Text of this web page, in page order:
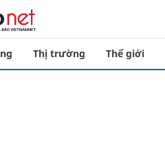
Thị trường Thế giới